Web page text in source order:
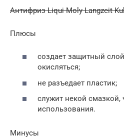
Антифриз Liqui Moly Langzeit
Плюсы
создает защитный
окисляться;
не разъедает пластик;
служит некой смазкой,
использования.
Минусы